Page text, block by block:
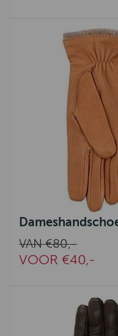
VAN €80,-
VOOR €40,-